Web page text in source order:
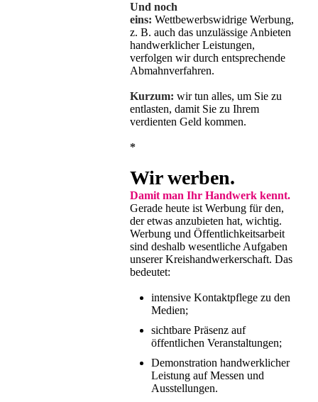
Und noch
eins: Wettbewerbswidrige Werbung,
z. B. auch das unzulässige Anbieten
handwerklicher Leistungen,
verfolgen wir durch entsprechende
Abmahnverfahren.
Kurzum:wir tun alles, um Sie zu
entlasten, damit Sie zu Ihrem
verdienten Geld kommen.
*
Wir werben.
Damit man Ihr Handwerk kennt.
Gerade heute ist Werbung für den,
der etwas anzubieten hat, wichtig.
Werbung und Öffentlichkeitsarbeit
sind deshalb wesentliche Aufgaben
unserer Kreishandwerkerschaft. Das
bedeutet:
intensive Kontaktpflege zu den
Medien;
sichtbare Präsenz auf
öffentlichen Veranstaltungen;
Demonstration handwerklicher
Leistung auf Messen und
Ausstellungen.